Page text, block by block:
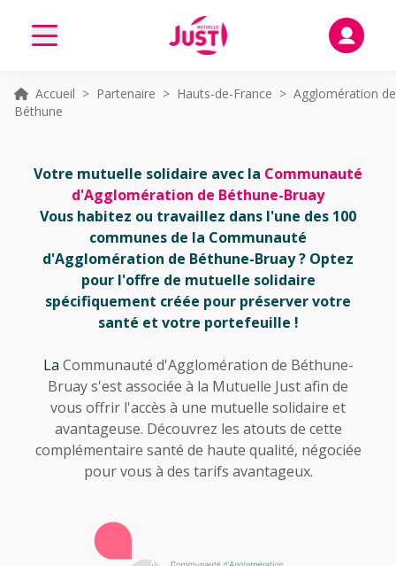
Accueil > Partenaire > Hauts-de-France > Agglomération de
Béthune
Votre mutuelle solidaire avec la Communauté
d'Agglomération de Béthune-Bruay
Vous habitez ou travaillez dans l'une des 100
communes de la Communauté
d'Agglomération de Béthune-Bruay ? Optez
pour l'offre de mutuelle solidaire
spécifiquement créée pour préserver votre
santé et votre portefeuille !
La Communauté d'Agglomération de Béthune-
Bruay s'est associée à la Mutuelle Just afin de
vous offrir l'accès à une mutuelle solidaire et
avantageuse. Découvrez les atouts de cette
complémentaire santé de haute qualité, négociée
pour vous à des tarifs avantageux.